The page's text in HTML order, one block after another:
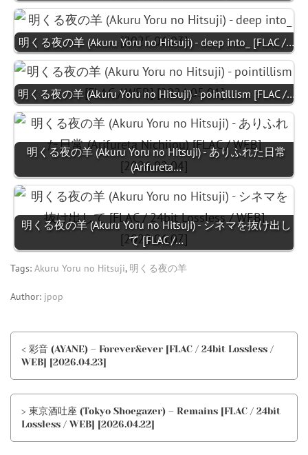
明くる夜の羊 (Akuru Yoru no Hitsuji) - deep into_ [FLAC /…
明くる夜の羊 (Akuru Yoru no Hitsuji) - pointillism [FLAC /…
明くる夜の羊 (Akuru Yoru no Hitsuji) - ありふれた日常
(Arifureta…
明くる夜の羊 (Akuru Yoru no Hitsuji) - シネマを抜け出し
て [FLAC /…
Tags: Akuru Yoru no Hitsuji, 明くる夜の羊
Author: jpop
< 彩音 (AYANE) – Forever&ever [FLAC / 24bit Lossless /
WEB] [2026.04.23]
> 東京酒吐座 (Tokyo Shoegazer) – Remains [FLAC / 24bit
Lossless / WEB] [2026.04.22]